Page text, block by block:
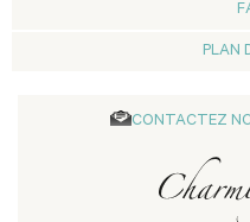
PLAN
CONTACTEZ